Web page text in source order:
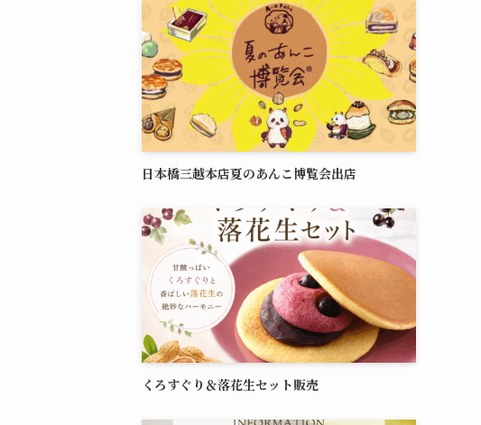
日本橋三越本店夏のあんこ博覧会出店
くろすぐり＆落花生セット販売